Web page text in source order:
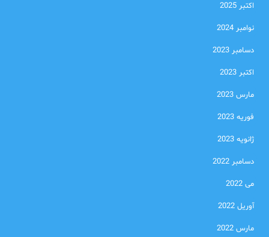
اکتبر 2025
نوامبر 2024
دسامبر 2023
اکتبر 2023
مارس 2023
فوریه 2023
ژانویه 2023
دسامبر 2022
می 2022
آوریل 2022
مارس 2022